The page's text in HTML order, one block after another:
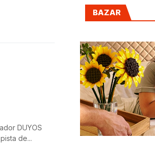
DUYOS
de...
BAZAR